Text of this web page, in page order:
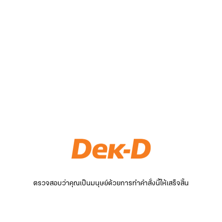
ตรวจสอบว่าคุณเป็นมนุษย์ด้วยการทำคำสั่งนี้ให้เสร็จสิ้น